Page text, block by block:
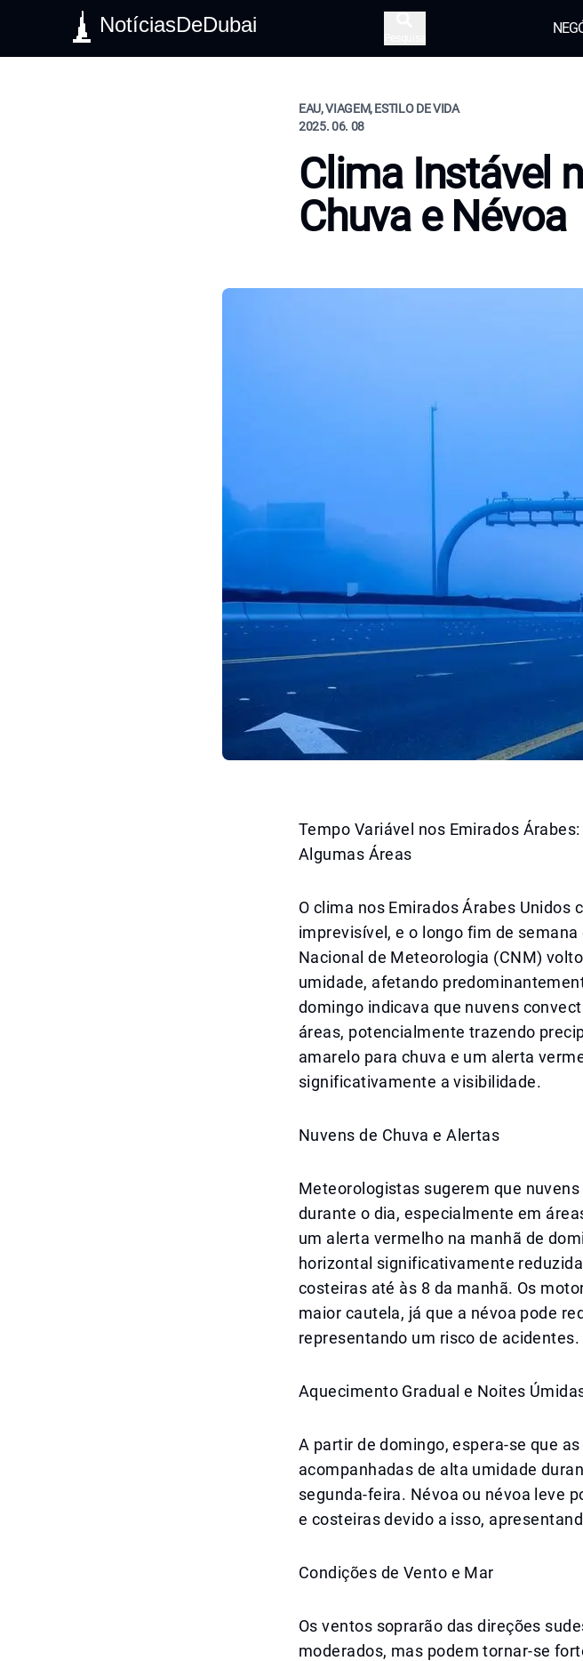
NotíciasDeDubai
EAU, VIAGEM, ESTILO DE VIDA
2025. 06. 08
Clima Instável
Chuva e Névoa
Tempo Variável nos Emirados
Algumas Áreas
O clima nos Emirados Árabes Unidos
imprevisível, e o longo fim de
Nacional de Meteorologia (CNM)
umidade, afetando
domingo indicava que nuvens
áreas, potencialmente trazendo
amarelo para chuva e um alerta
significativamente a visibilidade.
Nuvens de Chuva e Alertas
Meteorologistas sugerem que
durante o dia, especialmente em
um alerta vermelho na manhã de
horizontal significativamente
costeiras até às 8 da manhã. Os
maior cautela, já que a névoa pode
representando um risco de acidentes.
Aquecimento Gradual e Noites
A partir de domingo, espera-se que
acompanhadas de alta umidade
segunda-feira. Névoa ou névoa leve
e costeiras devido a isso,
Condições de Vento e Mar
Os ventos soprarão das direções
moderados, mas podem tornar-se